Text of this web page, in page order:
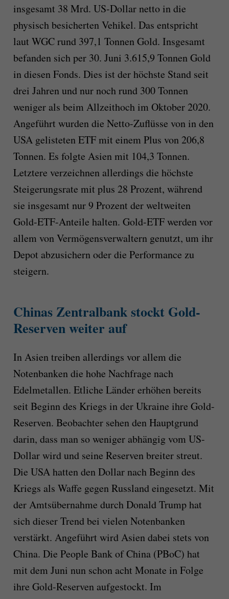
insgesamt 38 Mrd. US-Dollar netto in die
physisch besicherten Vehikel. Das entspricht
laut WGC rund 397,1 Tonnen Gold. Insgesamt
befanden sich per 30. Juni 3.615,9 Tonnen Gold
in diesen Fonds. Dies ist der höchste Stand seit
drei Jahren und nur noch rund 300 Tonnen
weniger als beim Allzeithoch im Oktober 2020.
Angeführt wurden die Netto-Zuflüsse von in den
USA gelisteten ETF mit einem Plus von 206,8
Tonnen. Es folgte Asien mit 104,3 Tonnen.
Letztere verzeichnen allerdings die höchste
Steigerungsrate mit plus 28 Prozent, während
sie insgesamt nur 9 Prozent der weltweiten
Gold-ETF-Anteile halten. Gold-ETF werden vor
allem von Vermögensverwaltern genutzt, um ihr
Depot abzusichern oder die Performance zu
steigern.
Chinas Zentralbank stockt Gold-
Reserven weiter auf
In Asien treiben allerdings vor allem die
Notenbanken die hohe Nachfrage nach
Edelmetallen. Etliche Länder erhöhen bereits
seit Beginn des Kriegs in der Ukraine ihre Gold-
Reserven. Beobachter sehen den Hauptgrund
darin, dass man so weniger abhängig vom US-
Dollar wird und seine Reserven breiter streut.
Die USA hatten den Dollar nach Beginn des
Kriegs als Waffe gegen Russland eingesetzt. Mit
der Amtsübernahme durch Donald Trump hat
sich dieser Trend bei vielen Notenbanken
verstärkt. Angeführt wird Asien dabei stets von
China. Die People Bank of China (PBoC) hat
mit dem Juni nun schon acht Monate in Folge
ihre Gold-Reserven aufgestockt. Im